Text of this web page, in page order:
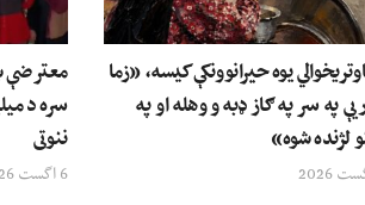
یوه حیرانوونکې کیسه، «زما
یې په سر په ګاز ډبه و وهله او په
لژنده شوه»
معترضې
سره د
ننوتی
6 اگست 2026